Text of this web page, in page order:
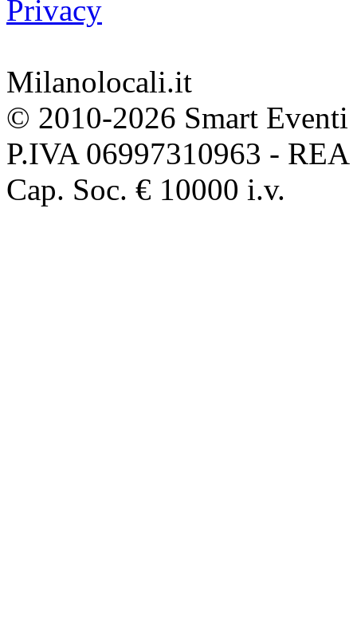
Privacy
Milanolocali.it
© 2010-2026 Smart Eventi
P.IVA 06997310963 -
Cap. Soc. € 10000 i.v.